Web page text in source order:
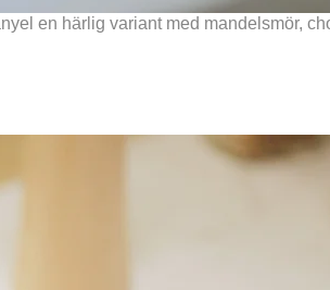
en härlig variant med mandelsmör,